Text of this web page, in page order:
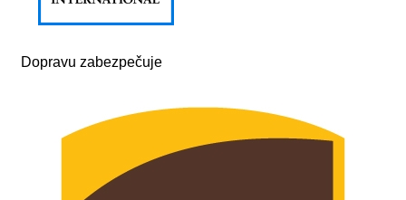
Dopravu zabezpečuje